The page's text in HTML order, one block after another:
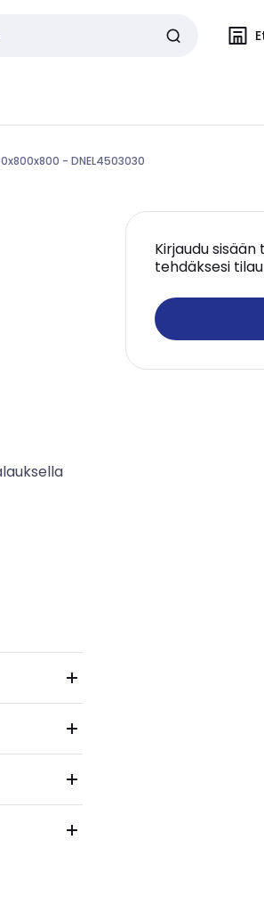
- DNEL4503030
Kirjaudu
tehdäksesi